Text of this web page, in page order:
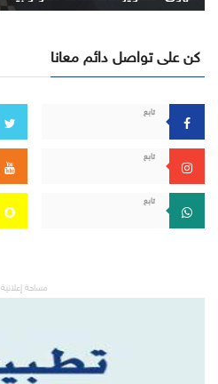
كن على تواصل دائم معانا
تابع
تابع
تابع
مساحة إعلانية